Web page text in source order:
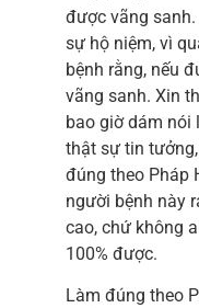
được vãng
sự hộ niệm, vì
bệnh rằng, nếu
vãng sanh. Xin
bao giờ dám nói
thật sự tin
đúng theo Pháp
người bệnh này
cao, chứ không
100% được.
Làm đúng theo